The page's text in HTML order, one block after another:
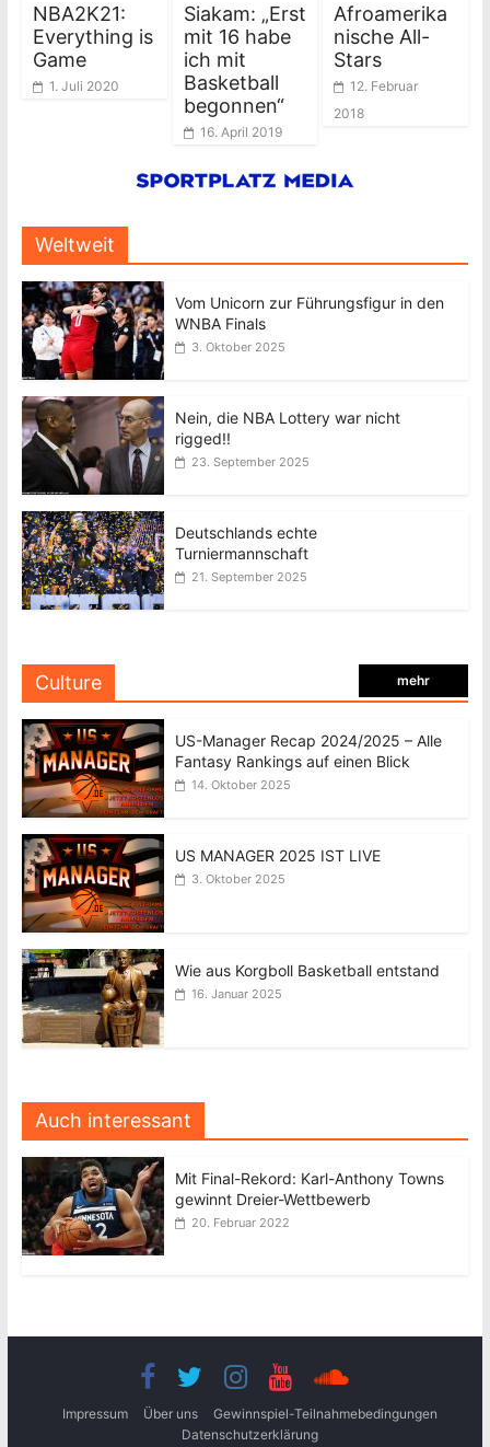
NBA2K21:
Everything is
Game
1. Juli 2020
Siakam: „Erst
mit 16 habe
ich mit
Basketball
begonnen“
16. April 2019
Afroamerika
nische All-
Stars
12. Februar
2018
Weltweit
Vom Unicorn zur Führungsfigur in den
WNBA Finals
3. Oktober 2025
Nein, die NBA Lottery war nicht
rigged!!
23. September 2025
Deutschlands echte
Turniermannschaft
21. September 2025
Culture mehr
US-Manager Recap 2024/2025 – Alle
Fantasy Rankings auf einen Blick
14. Oktober 2025
US MANAGER 2025 IST LIVE
3. Oktober 2025
Wie aus Korgboll Basketball entstand
16. Januar 2025
Auch interessant
Mit Final-Rekord: Karl-Anthony Towns
gewinnt Dreier-Wettbewerb
20. Februar 2022
Impressum Über uns
Gewinnspiel-Teilnahmebedingungen
Datenschutzerklärung